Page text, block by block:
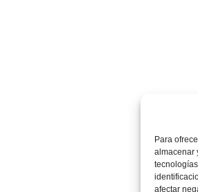
Para
almacenar
afectar